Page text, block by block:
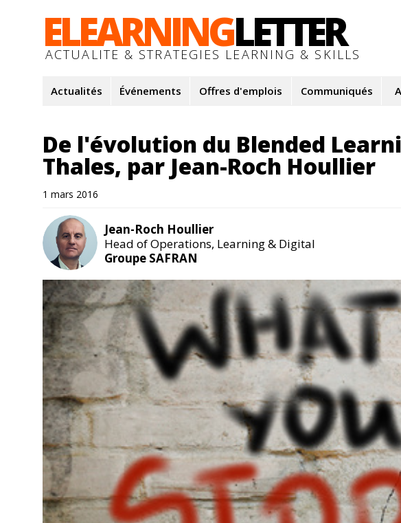
ELEARNINGLETTER
ACTUALITE & STRATEGIES LEARNING & SKILLS
Actualités Événements Offres d'emplois Communiqués
De l'évolution du Blended
Thales, par Jean-Roch Houllier
1 mars 2016
Jean-Roch Houllier
Head of Operations, Learning & Digital
Groupe SAFRAN